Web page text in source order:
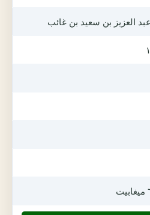
العزيز بن سعيد بن غائب